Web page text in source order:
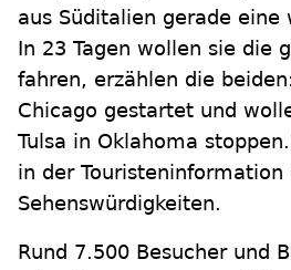
aus Süditalien gerade eine
In 23 Tagen wollen sie die
fahren, erzählen die
Chicago gestartet und
Tulsa in Oklahoma
in der
Sehenswürdigkeiten.
Rund 7.500 Besucher und